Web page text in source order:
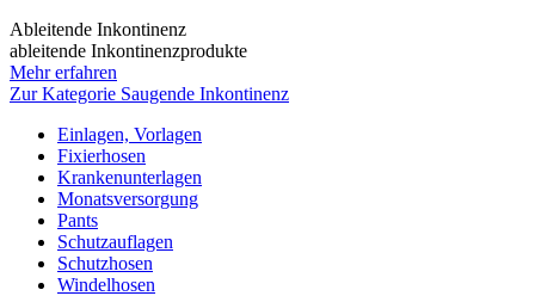
Ableitende Inkontinenz
ableitende Inkontinenzprodukte
Mehr erfahren
Zur Kategorie Saugende Inkontinenz
Einlagen, Vorlagen
Fixierhosen
Krankenunterlagen
Monatsversorgung
Pants
Schutzauflagen
Schutzhosen
Windelhosen